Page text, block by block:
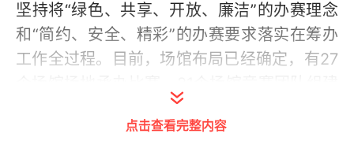
坚持将“绿色、共享、开放、廉洁”的办赛理念
和“简约、安全、精彩”的办赛要求落实在筹办
工作全过程。目前，场馆布局已经确定，有27
完成。竞赛单元日程基本确定，垒球、软式曲
棍球项目将在开幕式前一天开赛。已组织实施
点击查看完整内容